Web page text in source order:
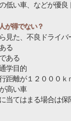
低い車、などが優良
が得でない？
見た、不良ドライ
る
ある
学目的
距離が１２０００ｋ
高い車
当てはまる場合は